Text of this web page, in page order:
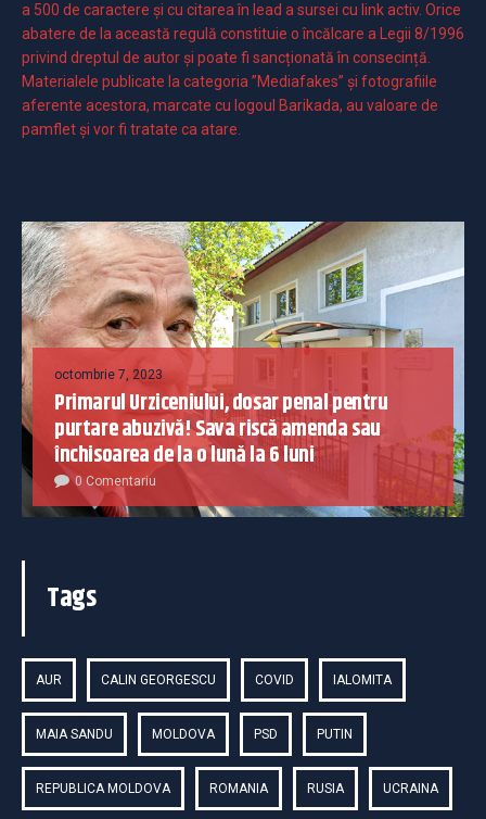
a 500 de caractere şi cu citarea în lead a sursei cu link activ. Orice
abatere de la această regulă constituie o încălcare a Legii 8/1996
privind dreptul de autor și poate fi sancționată în consecință.
Materialele publicate la categoria ”Mediafakes” și fotografiile
aferente acestora, marcate cu logoul Barikada, au valoare de
pamflet și vor fi tratate ca atare.
octombrie 7, 2023
Primarul Urziceniului, dosar penal pentru
purtare abuzivă! Sava riscă amenda sau
închisoarea de la o lună la 6 luni
0 Comentariu
Tags
AUR CALIN GEORGESCU COVID IALOMITA
MAIA SANDU MOLDOVA PSD PUTIN
REPUBLICA MOLDOVA ROMANIA RUSIA UCRAINA